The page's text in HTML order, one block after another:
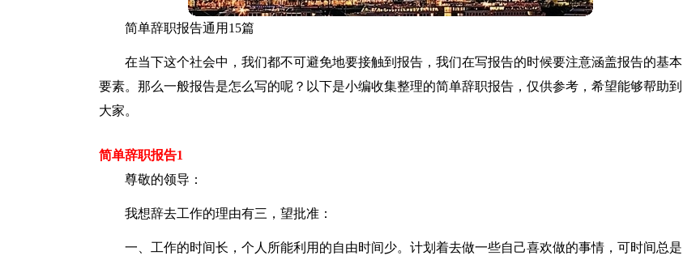
简单辞职报告通用15篇
在当下这个社会中，我们都不可避免地要接触到报告，我们在写报告的时候要注意涵盖报告的基本
要素。那么一般报告是怎么写的呢？以下是小编收集整理的简单辞职报告，仅供参考，希望能够帮助到
大家。
简单辞职报告1
尊敬的领导：
我想辞去工作的理由有三，望批准：
一、工作的时间长，个人所能利用的自由时间少。计划着去做一些自己喜欢做的事情，可时间总是